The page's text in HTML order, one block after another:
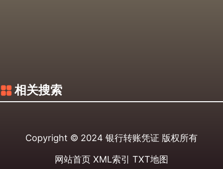
相关搜索
Copyright © 2024 银行转账凭证 版权所有
网站首页 XML索引 TXT地图